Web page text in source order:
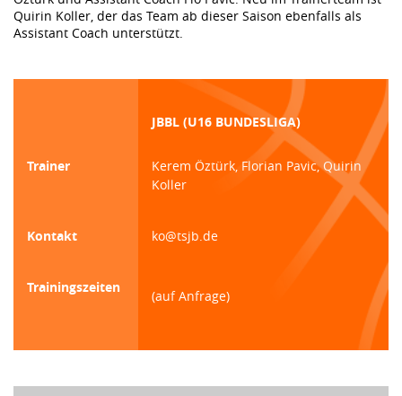
Quirin Koller, der das Team ab dieser Saison ebenfalls als
Assistant Coach unterstützt.
JBBL (U16 BUNDESLIGA)
Trainer
Kerem Öztürk, Florian Pavic, Quirin
Koller
Kontakt ko@tsjb.de
Trainingszeiten
(auf Anfrage)